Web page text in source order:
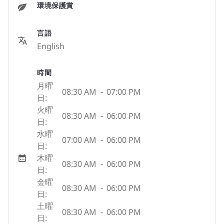
環境保護賞
言語
English
時間
月曜
日:
08:30 AM - 07:00 PM
火曜
日:
08:30 AM - 06:00 PM
水曜
日:
07:00 AM - 06:00 PM
木曜
日:
08:30 AM - 06:00 PM
金曜
日:
08:30 AM - 06:00 PM
土曜
日:
08:30 AM - 06:00 PM